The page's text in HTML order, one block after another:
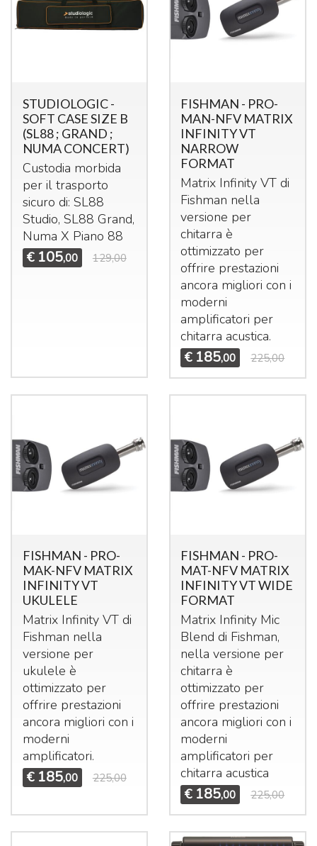
STUDIOLOGIC -
SOFT CASE SIZE B
(SL88 ; GRAND ;
NUMA CONCERT)
Custodia morbida
per il trasporto
sicuro di: SL88
Studio, SL88 Grand,
Numa X Piano 88
€ 105,00 129,00
FISHMAN - PRO-
MAN-NFV MATRIX
INFINITY VT
NARROW
FORMAT
Matrix Infinity VT di
Fishman nella
versione per
chitarra è
ottimizzato per
offrire prestazioni
ancora migliori con i
moderni
amplificatori per
chitarra acustica.
€ 185,00 225,00
FISHMAN - PRO-
MAK-NFV MATRIX
INFINITY VT
UKULELE
Matrix Infinity VT di
Fishman nella
versione per
ukulele è
ottimizzato per
offrire prestazioni
ancora migliori con i
moderni
amplificatori.
€ 185,00 225,00
FISHMAN - PRO-
MAT-NFV MATRIX
INFINITY VT WIDE
FORMAT
Matrix Infinity Mic
Blend di Fishman,
nella versione per
chitarra è
ottimizzato per
offrire prestazioni
ancora migliori con i
moderni
amplificatori per
chitarra acustica
€ 185,00 225,00